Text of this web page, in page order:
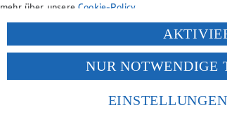
mehr über unsereCookie-Policy.
Verarbeitung deiner personenbezogenen Daten in
Wenn du auf „Aktivieren“ klickst, willigst du im
ein, dass deine Daten in den USA verarbeitet
einem nach europäischen Standards nicht
Risiko eines Zugriffs durch US-amerikanische
NUR NOTWENDIGE